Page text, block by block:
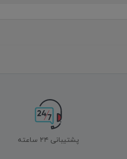
پشتیبانی ۲۴ ساعته